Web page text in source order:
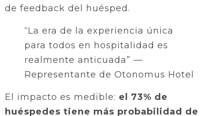
de feedback del huésped.
“La era de la experiencia única
para todos en hospitalidad es
realmente anticuada” —
Representante de Otonomus Hotel
El impacto es medible: el 73% de
huéspedes tiene más probabilidad de